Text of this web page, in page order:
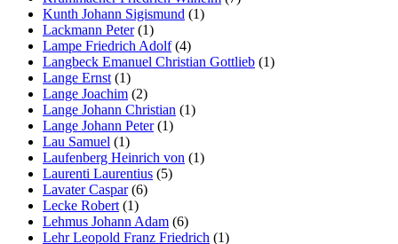
Kunth Johann Sigismund (1)
Lackmann Peter(1)
Lampe Friedrich Adolf(4)
Langbeck Emanuel Christian Gottlieb (1)
Lange Ernst(1)
Lange Joachim (2)
Lange Johann Christian (1)
Lange Johann Peter(1)
Lau Samuel (1)
Laufenberg Heinrich von (1)
Laurenti Laurentius (5)
Lavater Caspar(6)
Lecke Robert(1)
Lehmus Johann Adam (6)
Lehr Leopold Franz Friedrich (1)